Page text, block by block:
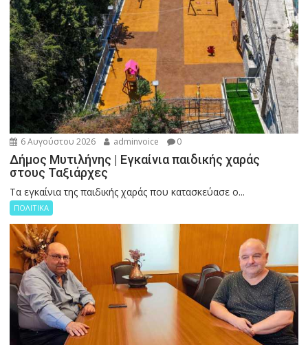
6 Αυγούστου 2026 adminvoice 0
Δήμος Μυτιλήνης | Εγκαίνια παιδικής χαράς
στους Ταξιάρχες
Tα εγκαίνια της παιδικής χαράς που κατασκεύασε ο...
ΠΟΛΙΤΙΚΑ